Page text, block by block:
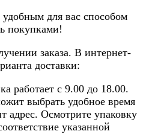
для вас способом
покупками!
заказа. В интернет-
доставки:
работает с 9.00 до 18.00.
выбрать удобное время
адрес. Осмотрите упаковку
указанной